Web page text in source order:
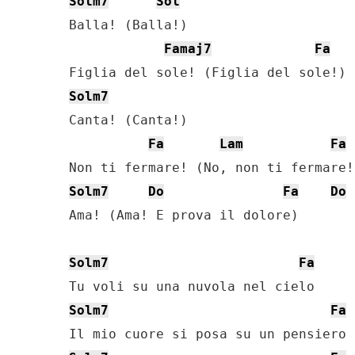
Balla! (Balla!)
Famaj7
Fa
Solm7
Canta! (Canta!)
Fa
Lam Fa
Solm7 Do Fa
Do
Ama! (Ama! E prova il dolore)
Solm7
Fa
Solm7
Fa